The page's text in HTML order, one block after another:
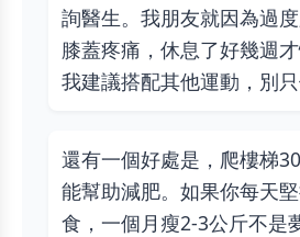
詢醫生。我朋友就因為過
膝蓋疼痛，休息了好幾週
我建議搭配其他運動，別只
還有一個好處是，爬樓梯
能幫助減肥。如果你每天
食，一個月瘦2-3公斤不是